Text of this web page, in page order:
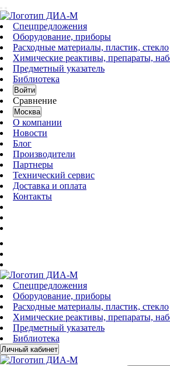
Спецпредложения
Оборудование, приборы
Расходные материалы, пластик, стекло
Химические реактивы, препараты,
Предметный указатель
Библиотека
Войти
Сравнение
Москва
О компании
Новости
Блог
Производители
Партнеры
Технический сервис
Доставка и оплата
Контакты
Спецпредложения
Оборудование, приборы
Расходные материалы, пластик, стекло
Химические реактивы, препараты,
Предметный указатель
Библиотека
Личный кабинет